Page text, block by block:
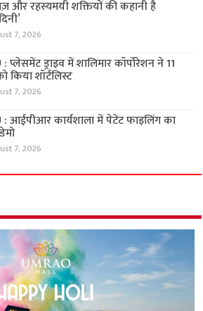
और रहस्यमयी शक्तियों की कहानी है
7, 2026
प्लेसमेंट ड्राइव में शालिमार कॉर्पोरेशन ने 11
किया शॉर्टलिस्ट
7, 2026
: आईपीआर कार्यशाला में पेटेंट फाइलिंग का
7, 2026